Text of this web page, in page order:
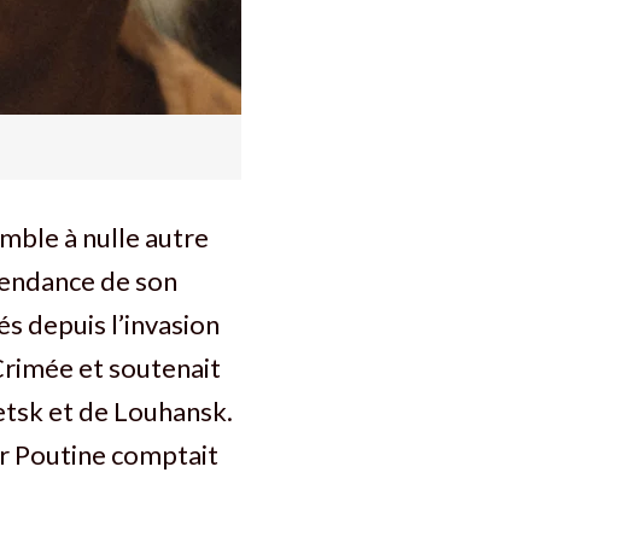
à nulle autre
de son
depuis l’invasion
et soutenait
et de Louhansk.
Poutine comptait